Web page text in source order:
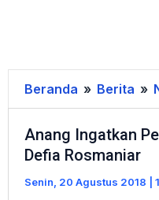
Beranda » Berita »
Anang Ingatkan
Defia Rosmaniar
Senin, 20 Agustus 2018 |